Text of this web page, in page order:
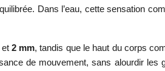
Dans l’eau, cette sensation
et 2 mm, tandis que le haut du corps
de mouvement, sans alourdir les